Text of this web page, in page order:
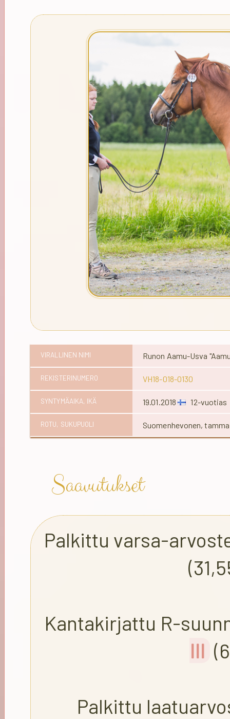
VIRALLINEN NIMI Runon Aamu-Usva
REKISTERINUMERO VH18-018-0130
SYNTYMÄAIKA, IKÄ 19.01.2018 12-vuotias
ROTU, SUKUPUOLI Suomenhevonen, tamma
Saavutukset
Palkittu varsa-
Kantakirjattu R-
III
Palkittu